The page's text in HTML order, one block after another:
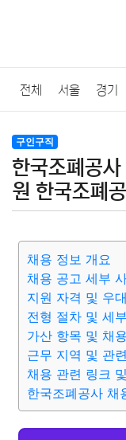
전체 서울 경기
울산
전남 제주
구인구직
한국조폐공
원 한국조폐
채용 정보 개요
채용 공고 세부
지원 자격 및 우
전형 절차 및 세
가산 항목 및 채
근무 지역 및 관
채용 관련 링크
한국조폐공사 채